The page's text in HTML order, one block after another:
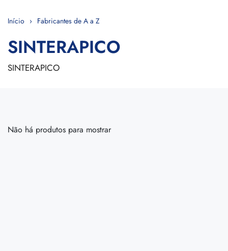
Início Fabricantes de A a Z
SINTERAPICO
SINTERAPICO
Não há produtos para mostrar